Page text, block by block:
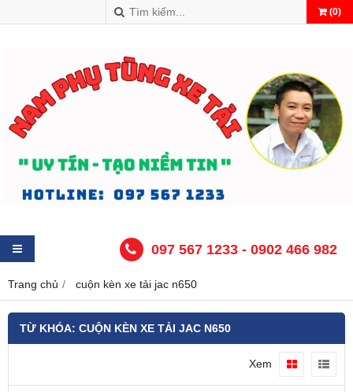
(0)
097 567 1233 - 0902 466 982
Trang chủ cuộn kèn xe tải jac n650
TỪ KHÓA: CUỘN KÈN XE TẢI JAC N650
Xem